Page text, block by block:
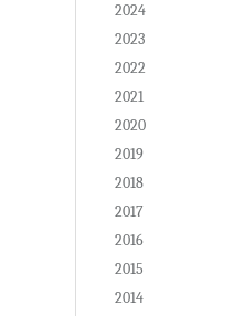
2024
2023
2022
2021
2020
2019
2018
2017
2016
2015
2014